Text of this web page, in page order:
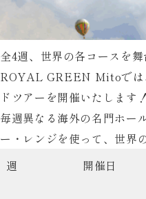
全4週、世界の各コースを
ROYAL GREEN Mitoでは
ドツアーを開催いたします！
毎週異なる海外の名門ホー
ー・レンジを使って、世界
週
開催日